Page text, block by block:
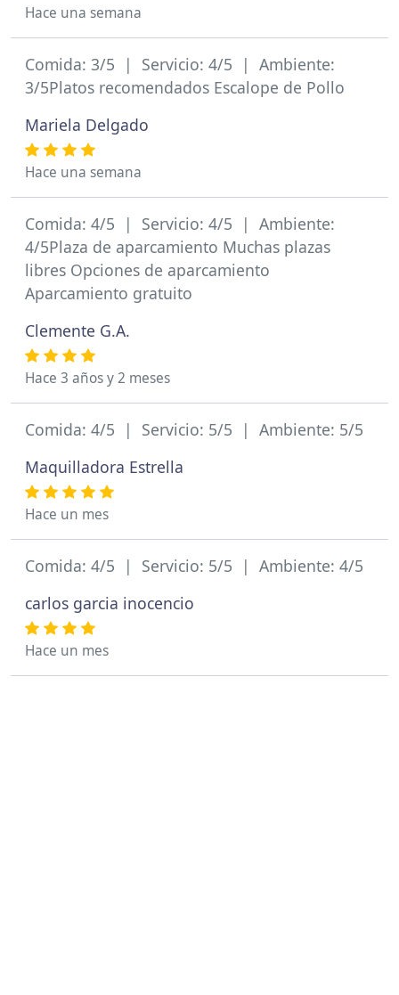
Hace una semana
Comida: 3/5 | Servicio: 4/5 | Ambiente:
3/5Platos recomendados Escalope de Pollo
Mariela Delgado
Hace una semana
Comida: 4/5 | Servicio: 4/5 | Ambiente:
4/5Plaza de aparcamiento Muchas plazas
libres Opciones de aparcamiento
Aparcamiento gratuito
Clemente G.A.
Hace 3 años y 2 meses
Comida: 4/5 | Servicio: 5/5 | Ambiente: 5/5
Maquilladora Estrella
Hace un mes
Comida: 4/5 | Servicio: 5/5 | Ambiente: 4/5
carlos garcia inocencio
Hace un mes